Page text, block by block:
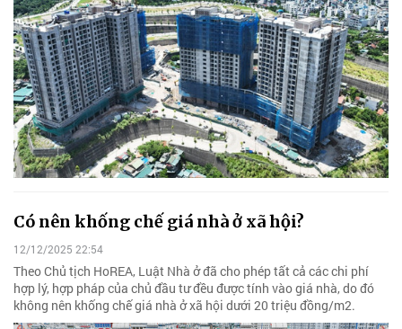
Có nên khống chế giá nhà ở xã hội?
12/12/2025 22:54
Theo Chủ tịch HoREA, Luật Nhà ở đã cho phép tất cả các chi phí
hợp lý, hợp pháp của chủ đầu tư đều được tính vào giá nhà, do đó
không nên khống chế giá nhà ở xã hội dưới 20 triệu đồng/m2.